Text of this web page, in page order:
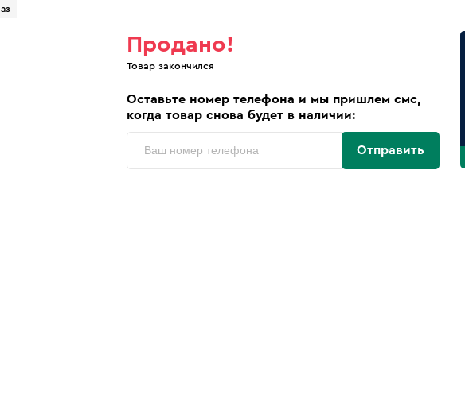
Продано!
Товар закончился
Оставьте номер телефона и мы пришлем смс,
когда товар снова будет в наличии:
Отправить